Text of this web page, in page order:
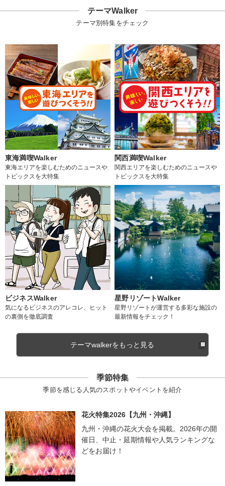
テーマWalker
テーマ別特集をチェック
東海満喫Walker
東海エリアを楽しむためのニュースや
トピックスを大特集
関西満喫Walker
関西エリアを楽しむためのニュースや
トピックスを大特集
ビジネスWalker
気になるビジネスのアレコレ、ヒット
の裏側を徹底調査
星野リゾートWalker
星野リゾートが運営する多彩な施設の
最新情報をチェック！
テーマwalkerをもっと見る
季節特集
季節を感じる人気のスポットやイベントを紹介
花火特集2026【九州・沖縄】
九州・沖縄の花火大会を掲載。2026年の開
催日、中止・延期情報や人気ランキングな
どをお届け！